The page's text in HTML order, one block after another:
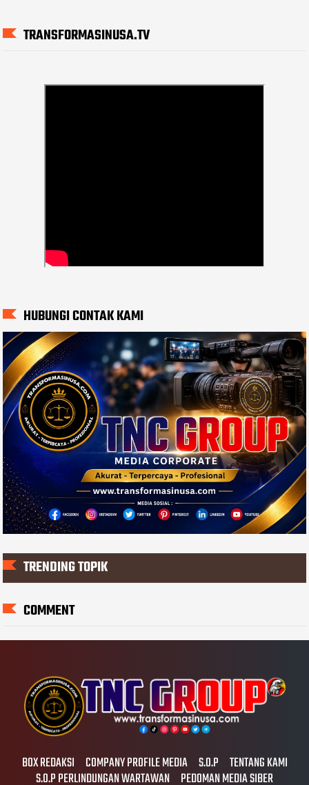
TRANSFORMASINUSA.TV
HUBUNGI CONTAK KAMI
TRENDING TOPIK
COMMENT
BOX REDAKSI COMPANY PROFILE MEDIA S.O.P TENTANG KAMI
S.O.P PERLINDUNGAN WARTAWAN PEDOMAN MEDIA SIBER